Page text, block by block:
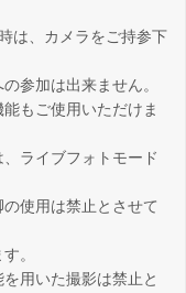
は、カメラをご持参下
参加は出来ません。
もご使用いただけま
ライブフォトモード
使用は禁止とさせて
。
用いた撮影は禁止と